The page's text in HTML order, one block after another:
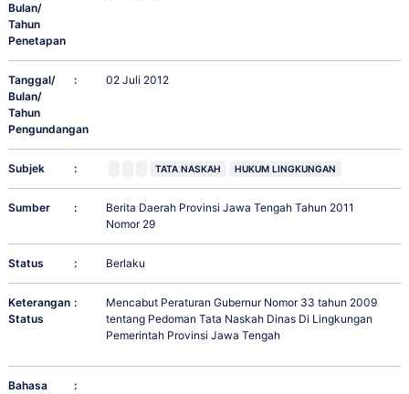
Bulan/
Tahun
Penetapan
Tanggal/
Bulan/
Tahun
Pengundangan
: 02 Juli 2012
Subjek : TATA NASKAH HUKUM LINGKUNGAN
Sumber :
Berita Daerah Provinsi Jawa Tengah Tahun 2011
Nomor 29
Status : Berlaku
Keterangan
Status
:
Mencabut Peraturan Gubernur Nomor 33 tahun 2009
tentang Pedoman Tata Naskah Dinas Di Lingkungan
Pemerintah Provinsi Jawa Tengah
Bahasa :